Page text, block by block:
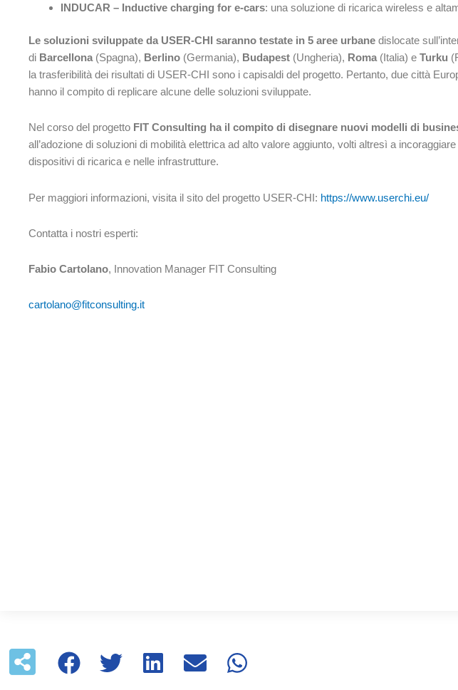
INDUCAR – Inductive charging for e-cars: una soluzione di ricarica wireless e
Le soluzioni sviluppate da USER-CHI saranno testate in 5 aree urbane dislocate
di Barcellona (Spagna), Berlino (Germania), Budapest (Ungheria), Roma (Italia) e Turku
la trasferibilità dei risultati di USER-CHI sono i capisaldi del progetto. Pertanto, due città
hanno il compito di replicare alcune delle soluzioni sviluppate.
Nel corso del progetto FIT Consulting ha il compito di disegnare nuovi modelli di
all’adozione di soluzioni di mobilità elettrica ad alto valore aggiunto, volti altresì a
dispositivi di ricarica e nelle infrastrutture.
Per maggiori informazioni, visita il sito del progetto USER-CHI: https://www.userchi.eu/
Contatta i nostri esperti:
Fabio Cartolano, Innovation Manager FIT Consulting
cartolano@fitconsulting.it